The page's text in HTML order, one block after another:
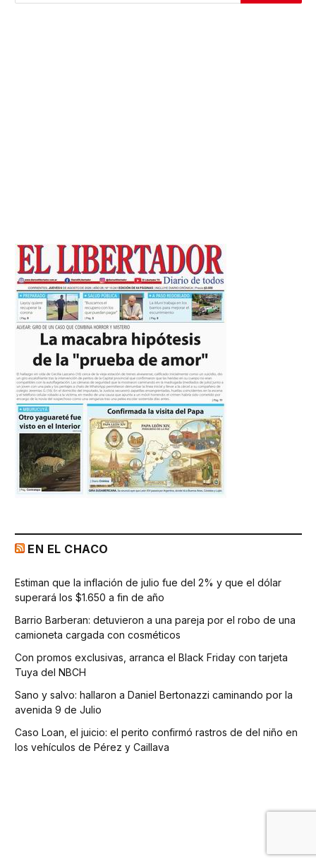
EN EL CHACO
Estiman que la inflación de julio fue del 2% y que el dólar
superará los $1.650 a fin de año
Barrio Barberan: detuvieron a una pareja por el robo de una
camioneta cargada con cosméticos
Con promos exclusivas, arranca el Black Friday con tarjeta
Tuya del NBCH
Sano y salvo: hallaron a Daniel Bertonazzi caminando por la
avenida 9 de Julio
Caso Loan, el juicio: el perito confirmó rastros de del niño en
los vehículos de Pérez y Caillava